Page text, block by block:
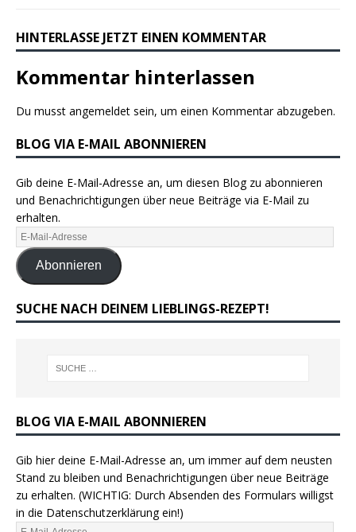
HINTERLASSE JETZT EINEN KOMMENTAR
Kommentar hinterlassen
Du musst angemeldet sein, um einen Kommentar abzugeben.
BLOG VIA E-MAIL ABONNIEREN
Gib deine E-Mail-Adresse an, um diesen Blog zu abonnieren
und Benachrichtigungen über neue Beiträge via E-Mail zu
erhalten.
Abonnieren
SUCHE NACH DEINEM LIEBLINGS-REZEPT!
BLOG VIA E-MAIL ABONNIEREN
Gib hier deine E-Mail-Adresse an, um immer auf dem neusten
Stand zu bleiben und Benachrichtigungen über neue Beiträge
zu erhalten. (WICHTIG: Durch Absenden des Formulars willigst
in die Datenschutzerklärung ein!)